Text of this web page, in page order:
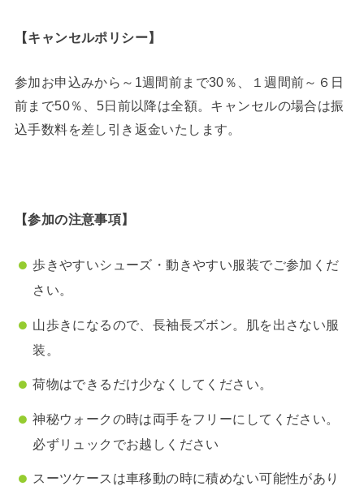
【キャンセルポリシー】
参加お申込みから～1週間前まで30％、１週間前～６日
前まで50％、5日前以降は全額。キャンセルの場合は振
込手数料を差し引き返金いたします。
【参加の注意事項】
歩きやすいシューズ・動きやすい服装でご参加くだ
さい。
山歩きになるので、長袖長ズボン。肌を出さない服
装。
荷物はできるだけ少なくしてください。
神秘ウォークの時は両手をフリーにしてください。
必ずリュックでお越しください
スーツケースは車移動の時に積めない可能性があり